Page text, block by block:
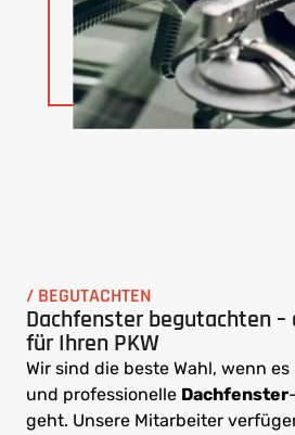
/ BEGUTACHTEN
Dachfenster begutachten –
für Ihren PKW
Wir sind die beste Wahl, wenn
und professionelle Dachfenster
geht. Unsere Mitarbeiter